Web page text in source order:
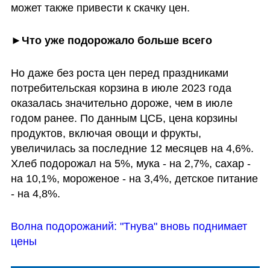
может также привести к скачку цен.
►Что уже подорожало больше всего
Но даже без роста цен перед праздниками
потребительская корзина в июле 2023 года
оказалась значительно дороже, чем в июле
годом ранее. По данным ЦСБ, цена корзины
продуктов, включая овощи и фрукты,
увеличилась за последние 12 месяцев на 4,6%.
Хлеб подорожал на 5%, мука - на 2,7%, сахар -
на 10,1%, мороженое - на 3,4%, детское питание
- на 4,8%.
Волна подорожаний: "Тнува" вновь поднимает
цены